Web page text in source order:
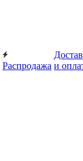
Распродажа и